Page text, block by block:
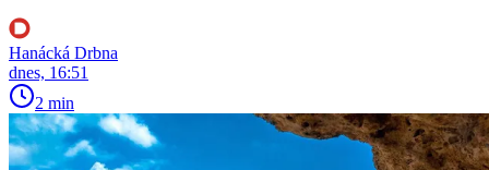
Hanácká Drbna
dnes, 16:51
2 min